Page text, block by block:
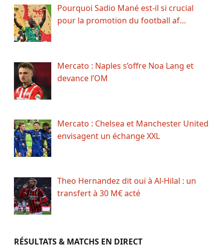
Pourquoi Sadio Mané est-il si crucial
pour la promotion du football af…
Mercato : Naples s’offre Noa Lang et
devance l’OM
Mercato : Chelsea et Manchester United
envisagent un échange XXL
Theo Hernandez dit oui à Al-Hilal : un
transfert à 30 M€ acté
RÉSULTATS & MATCHS EN DIRECT